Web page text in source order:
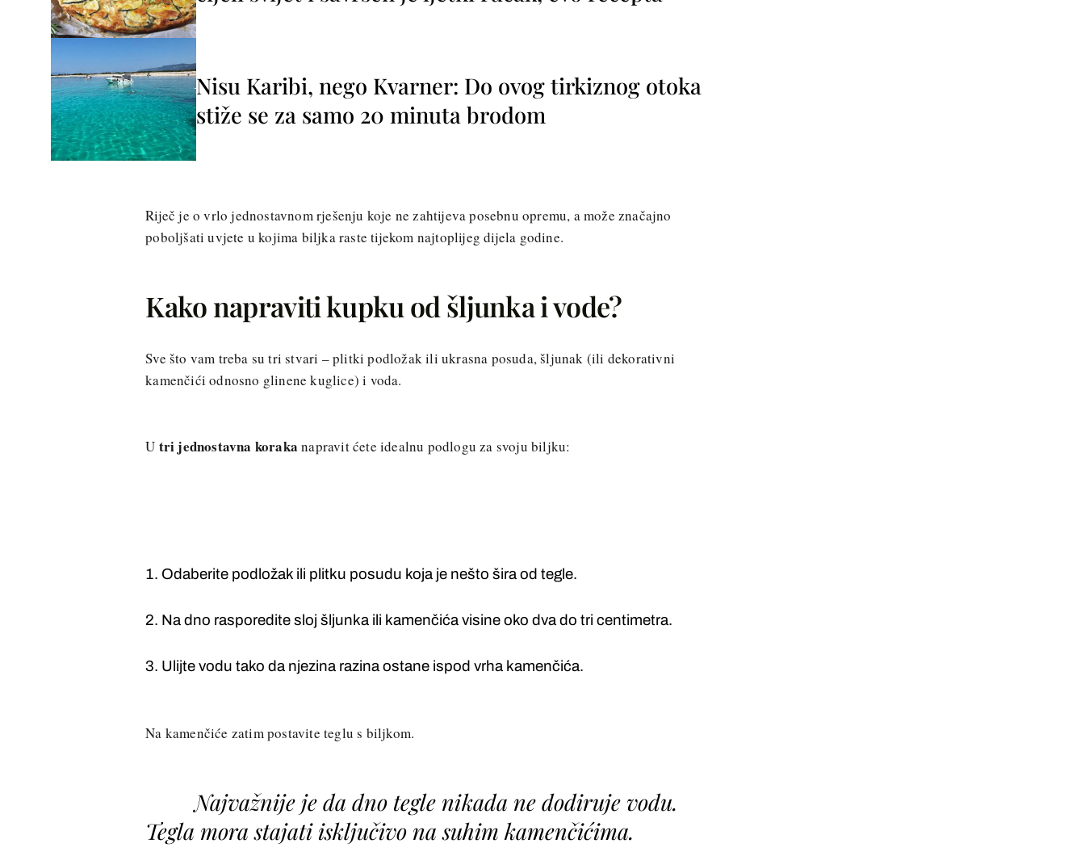
Nisu Karibi, nego Kvarner: Do ovog tirkiznog otoka
stiže se za samo 20 minuta brodom
Riječ je o vrlo jednostavnom rješenju koje ne zahtijeva posebnu opremu, a može značajno
poboljšati uvjete u kojima biljka raste tijekom najtoplijeg dijela godine.
Kako napraviti kupku od šljunka i vode?
Sve što vam treba su tri stvari – plitki podložak ili ukrasna posuda, šljunak (ili dekorativni
kamenčići odnosno glinene kuglice) i voda.
U tri jednostavna koraka napravit ćete idealnu podlogu za svoju biljku:
Odaberite podložak ili plitku posudu koja je nešto šira od tegle.
Na dno rasporedite sloj šljunka ili kamenčića visine oko dva do tri centimetra.
Ulijte vodu tako da njezina razina ostane ispod vrha kamenčića.
Na kamenčiće zatim postavite teglu s biljkom.
Najvažnije je da dno tegle nikada ne dodiruje vodu.
Tegla mora stajati isključivo na suhim kamenčićima.